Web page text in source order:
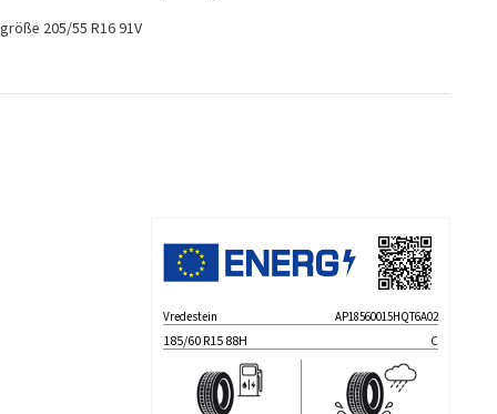
205/55 R16 91V
Vredestein AP18560015HQT6A02
185/60 R15 88H C